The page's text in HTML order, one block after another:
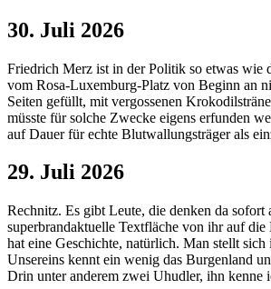
30. Juli 2026
Friedrich Merz ist in der Politik so etwas wie
vom Rosa-Luxemburg-Platz von Beginn an
Seiten gefüllt, mit vergossenen
müsste für solche Zwecke eigens erfunden
auf Dauer für echte Blutwallungsträger als
29. Juli 2026
Rechnitz. Es gibt Leute, die denken da
superbrandaktuelle Textfläche von ihr auf
hat eine Geschichte, natürlich. Man stellt
Unsereins kennt ein wenig das Burgenland
Drin unter anderem zwei Uhudler, ihn kenne